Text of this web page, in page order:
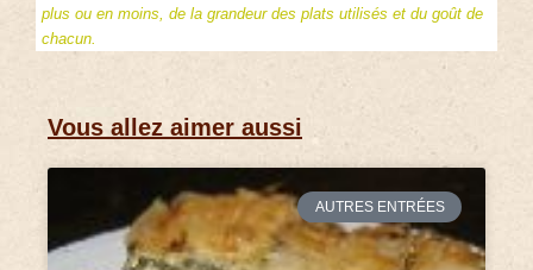
plus ou en moins, de la grandeur des plats utilisés et du goût de
chacun.
Vous allez aimer aussi
AUTRES ENTRÉES